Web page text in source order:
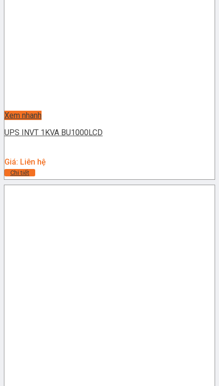
Xem nhanh
UPS INVT 1KVA BU1000LCD
Giá: Liên hệ
Chi tiết